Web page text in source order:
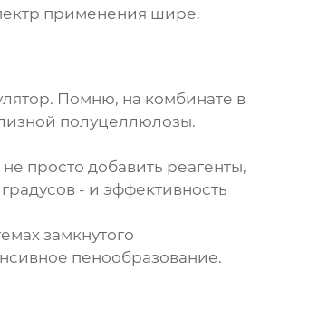
применения шире.
Помню, на комбинате в
полуцеллюлозы.
просто добавить реагенты,
- и эффективность
замкнутого
пенообразование.